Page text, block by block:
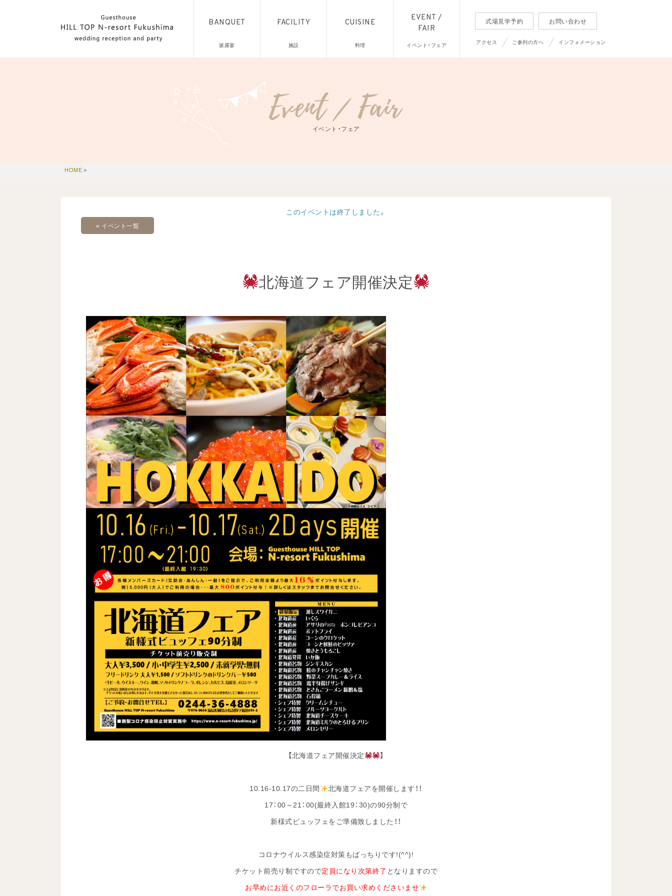
BANQUET
披露宴
FACILITY
施設
CUISINE
料理
EVENT /
FAIR
イベント・フェア
式場見学予約 お問い合わせ
アクセス ご参列の方へ インフォメーション
イベント・フェア
HOME>
« イベント一覧
このイベントは終了しました。
北海道フェア開催決定
【北海道フェア開催決定 】
10.16-10.17の二日間
北海道フェアを開催します！！
17：00～21：00(最終入館19：30)の90分制で
新様式ビュッフェをご準備致しました！！
コロナウイルス感染症対策もばっちりです!(^^)!
チケット前売り制ですので定員になり次第終了 となりますので
お早めにお近くのフローラでお買い求めくださいませ